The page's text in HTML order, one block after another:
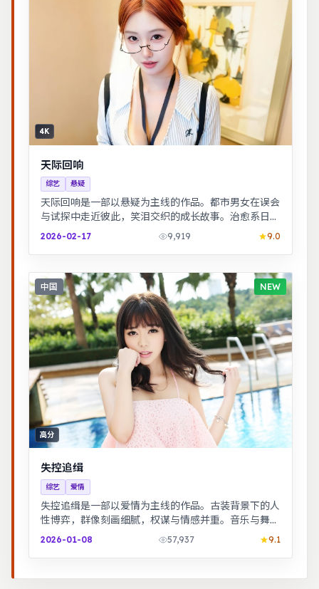
4K
天际回响
综艺 悬疑
天际回响是一部以悬疑为主线的作品。都市男女在误会
与试探中走近彼此，笑泪交织的成长故事。治愈系日常
流，节奏舒缓，适合放松解压观看。
2026-02-17 9,919 9.0
中国 NEW
高分
失控追缉
综艺 爱情
失控追缉是一部以爱情为主线的作品。古装背景下的人
性博弈，群像刻画细腻，权谋与情感并重。音乐与舞蹈
推动剧情，舞台感强，视听体验突出。
2026-01-08 57,937 9.1